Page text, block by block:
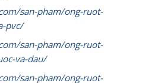
san-pham/ong-ruot-
pvc/
san-pham/ong-ruot-
va-dau/
san-pham/ong-ruot-